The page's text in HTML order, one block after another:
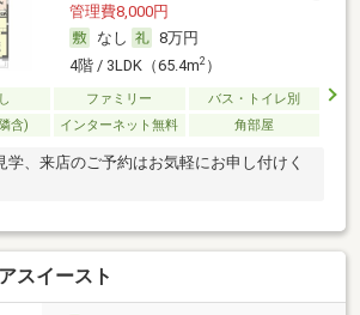
管理費8,000円
なし
8万円
4階 / 3LDK（65.4m2）
ファミリー
バス・トイレ別
含)
インターネット無料 角部屋
学、来店のご予約はお気軽にお申し付けく
スイースト